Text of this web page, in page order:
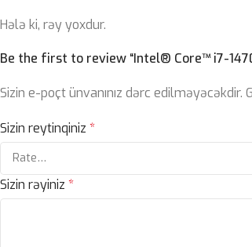
Hələ ki, rəy yoxdur.
Be the first to review “Intel® Core™ i7-
Sizin e-poçt ünvanınız dərc edilməyəcəkdir.
Sizin reytinqiniz *
Sizin rəyiniz *